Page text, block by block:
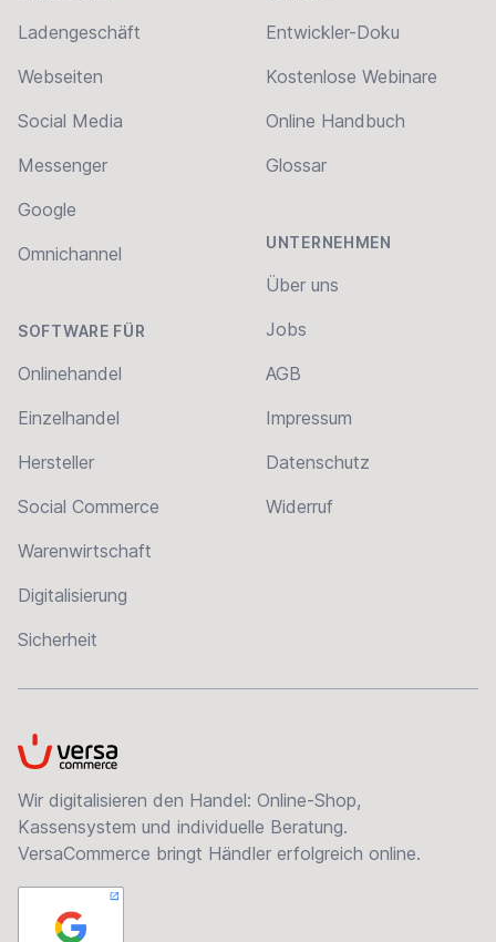
Ladengeschäft
Webseiten
Social Media
Messenger
Google
Omnichannel
SOFTWARE FÜR
Onlinehandel
Einzelhandel
Hersteller
Social Commerce
Warenwirtschaft
Digitalisierung
Sicherheit
Entwickler-Doku
Kostenlose Webinare
Online Handbuch
Glossar
UNTERNEHMEN
Über uns
Jobs
AGB
Impressum
Datenschutz
Widerruf
VersaCommerce
Wir digitalisieren den Handel: Online-Shop,
Kassensystem und individuelle Beratung.
VersaCommerce bringt Händler erfolgreich online.